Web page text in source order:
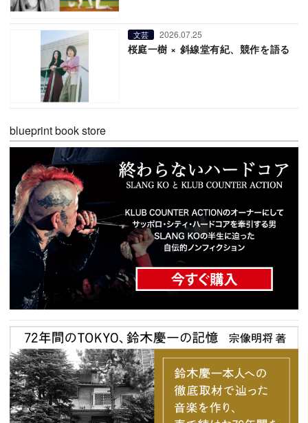
文芸 2026.07.25
桜庭一樹 × 斜線堂有紀、競作を語る
blueprint book store